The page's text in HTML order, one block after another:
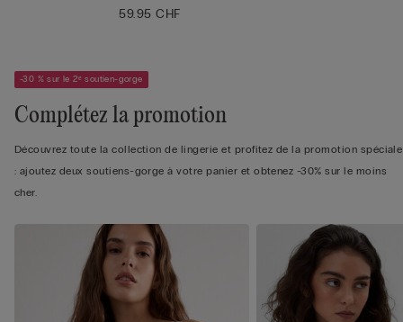
59.95 CHF
-30 % sur le 2ᵉ soutien-gorge
Complétez la promotion
Découvrez toute la collection de lingerie et profitez de la promotion spéciale
: ajoutez deux soutiens-gorge à votre panier et obtenez -30% sur le moins
cher.